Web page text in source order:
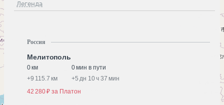
Легенда
Россия
Мелитополь
0 км
0 мин в пути
+9 115.7 км +5 дн 10 ч 37 мин
42 280 ₽ за Платон